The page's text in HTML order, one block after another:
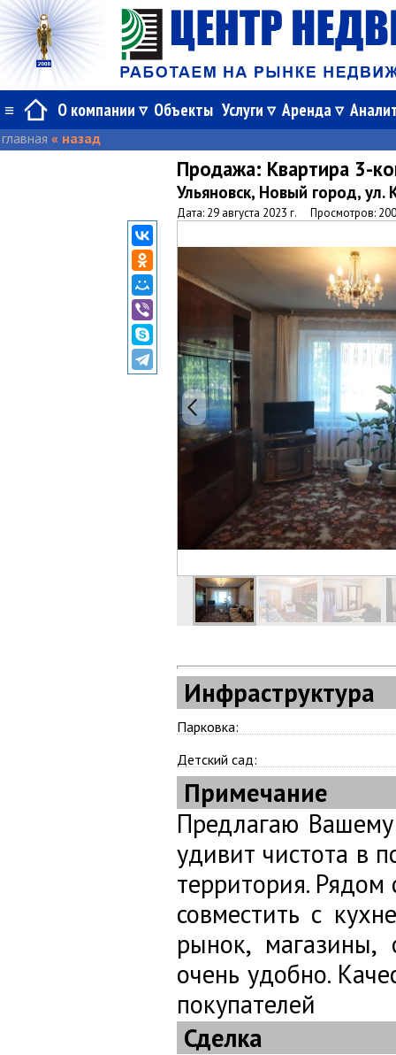
≡ О компании Объекты Услуги Аренда
главная « назад
Продажа: Квартира 3-
Ульяновск, Новый город,
Дата: 29 августа 2023 г. Просмотров:
Инфраструктура
Парковка:
Детский сад:
Примечание
Предлагаю
удивит чистота в
территория.
совместить с
рынок, магазины,
очень удобно.
покупателей
Сделка